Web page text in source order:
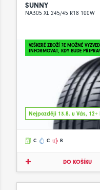
SUNNY
NA305 XL 245/45 R18 100W
VEŠKERÉ ZBOŽÍ JE MOŽNÉ
INFORMOVAT, KDY BUDE
Nejpozději 13.8. u Vás, 12+
C C B
DO KOŠÍKU